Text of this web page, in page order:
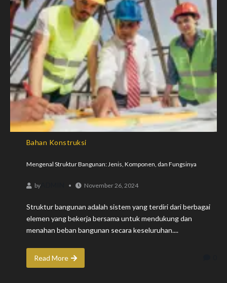
Bahan Konstruksi
Mengenal Struktur Bangunan: Jenis, Komponen, dan Fungsinya
by November 26, 2024
Struktur bangunan adalah sistem yang terdiri dari berbagai
elemen yang bekerja bersama untuk mendukung dan
menahan beban bangunan secara keseluruhan....
Read More